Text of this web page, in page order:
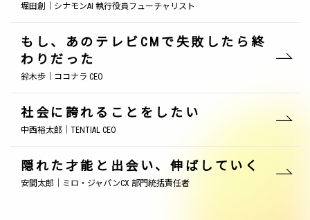
堀田創｜シナモンAI 執行役員フューチャリスト
もし、あのテレビCMで失敗したら終
わりだった
鈴木歩｜ココナラ CEO
社会に誇れることをしたい
中西裕太郎｜TENTIAL CEO
隠れた才能と出会い、伸ばしていく
安間太郎｜ミロ・ジャパンCX 部門統括責任者